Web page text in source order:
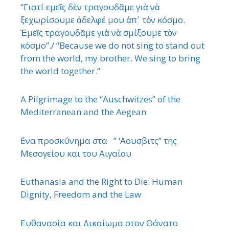
“Γιατί εμεῖς δὲν τραγουδᾶμε γιὰ νὰ
ξεχωρίσουμε ἀδελφέ μου ἀπ᾿ τὸν κόσμο.
Ἐμεῖς τραγουδᾶμε γιὰ νὰ σμίξουμε τὸν
κόσμο”./ “Because we do not sing to stand out
from the world, my brother. We sing to bring
the world together.”
A Pilgrimage to the “Auschwitzes” of the
Mediterranean and the Aegean
΄Ενα προσκύνημα στα ” ‘Αουσβιτς” της
Μεσογείου και του Αιγαίου
Euthanasia and the Right to Die: Human
Dignity, Freedom and the Law
Ευθανασία και Δικαίωμα στον Θάνατο